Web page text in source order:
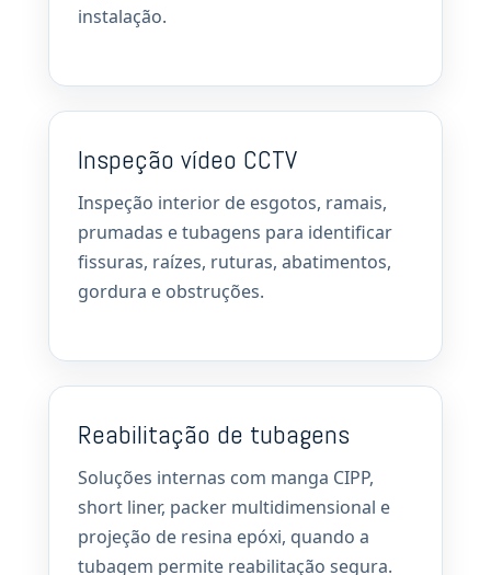
instalação.
Inspeção vídeo CCTV
Inspeção interior de esgotos, ramais,
prumadas e tubagens para identificar
fissuras, raízes, ruturas, abatimentos,
gordura e obstruções.
Reabilitação de tubagens
Soluções internas com manga CIPP,
short liner, packer multidimensional e
projeção de resina epóxi, quando a
tubagem permite reabilitação segura.